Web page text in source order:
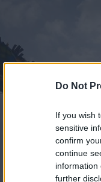
Do Not
If you wish
sensitive
confirm
continue
information
further